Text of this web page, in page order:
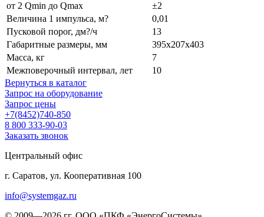
от 2 Qmin до Qmax
±2
Величина 1 импульса, м?
0,01
Пусковой порог, дм?/ч
13
Габаритные размеры, мм
395x207x403
Масса, кг
7
Межповерочный интервал, лет
10
Вернуться в каталог
Запрос на оборудование
Запрос цены
+7(8452)740-850
8 800 333-90-03
Заказать звонок
Центральный офис
г. Саратов, ул. Кооперативная 100
info@systemgaz.ru